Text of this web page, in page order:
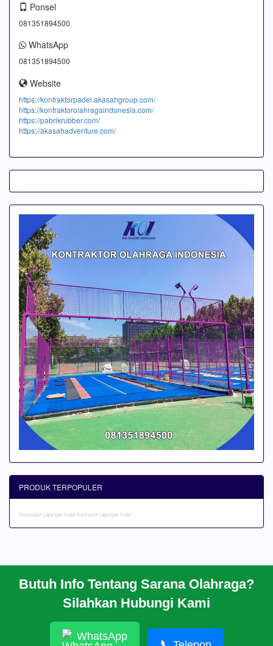
Ponsel
081351894500
WhatsApp
081351894500
Website
https://kontraktorpadel.akasahgroup.com/
https://kontraktorolahragaindonesia.com/
https://pabrikrubber.com/
https://akasahadventure.com/
Butuh Info Tentang Sarana Olahraga?
Silahkan Hubungi Kami
WhatsApp
PRODUK TERPOPULER
Pembuatan Lapangan Padel Kontraktor Lapangan Padel
CARA PESAN
HUBUNGI KAMI